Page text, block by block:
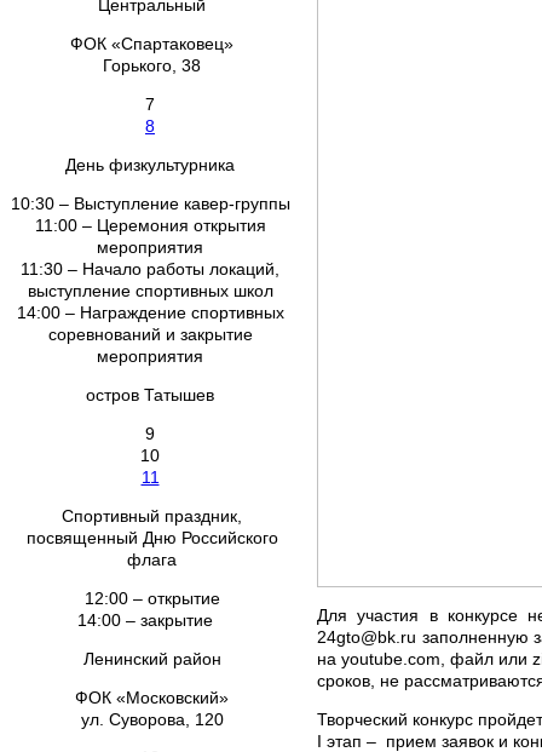
Центральный
ФОК «Спартаковец»
Горького, 38
7
8
День физкультурника
10:30 – Выступление кавер-группы
11:00 – Церемония открытия
мероприятия
11:30 – Начало работы локаций,
выступление спортивных школ
14:00 – Награждение спортивных
соревнований и закрытие
мероприятия
остров Татышев
9
10
11
Спортивный праздник,
посвященный Дню Российского
флага
12:00 – открытие
14:00 – закрытие
Ленинский район
ФОК «Московский»
ул. Суворова, 120
Для участия в конкурсе
24gto@bk.ru заполненную
на youtube.com, файл или
сроков, не
Творческий конкурс
I этап – прием заявок и